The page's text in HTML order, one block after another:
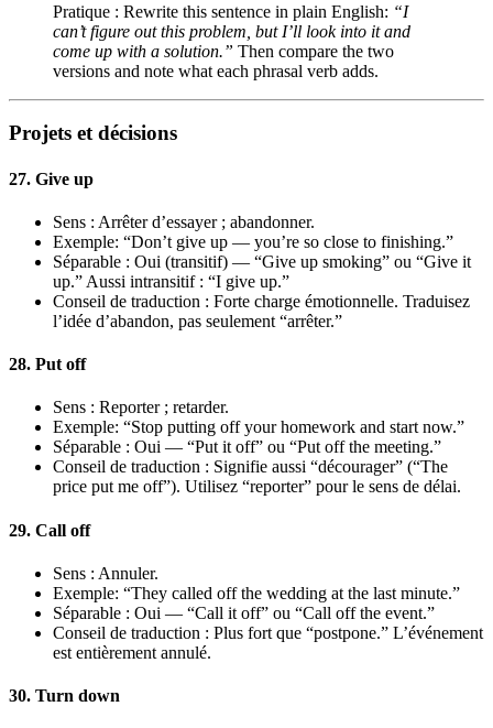
Pratique : Rewrite this sentence in plain English: “I
can’t figure out this problem, but I’ll look into it and
come up with a solution.” Then compare the two
versions and note what each phrasal verb adds.
Projets et décisions
27. Give up
Sens : Arrêter d’essayer ; abandonner.
Exemple: “Don’t give up — you’re so close to finishing.”
Séparable : Oui (transitif) — “Give up smoking” ou “Give it
up.” Aussi intransitif : “I give up.”
Conseil de traduction : Forte charge émotionnelle. Traduisez
l’idée d’abandon, pas seulement “arrêter.”
28. Put off
Sens : Reporter ; retarder.
Exemple: “Stop putting off your homework and start now.”
Séparable : Oui — “Put it off” ou “Put off the meeting.”
Conseil de traduction : Signifie aussi “décourager” (“The
price put me off”). Utilisez “reporter” pour le sens de délai.
29. Call off
Sens : Annuler.
Exemple: “They called off the wedding at the last minute.”
Séparable : Oui — “Call it off” ou “Call off the event.”
Conseil de traduction : Plus fort que “postpone.” L’événement
est entièrement annulé.
30. Turn down